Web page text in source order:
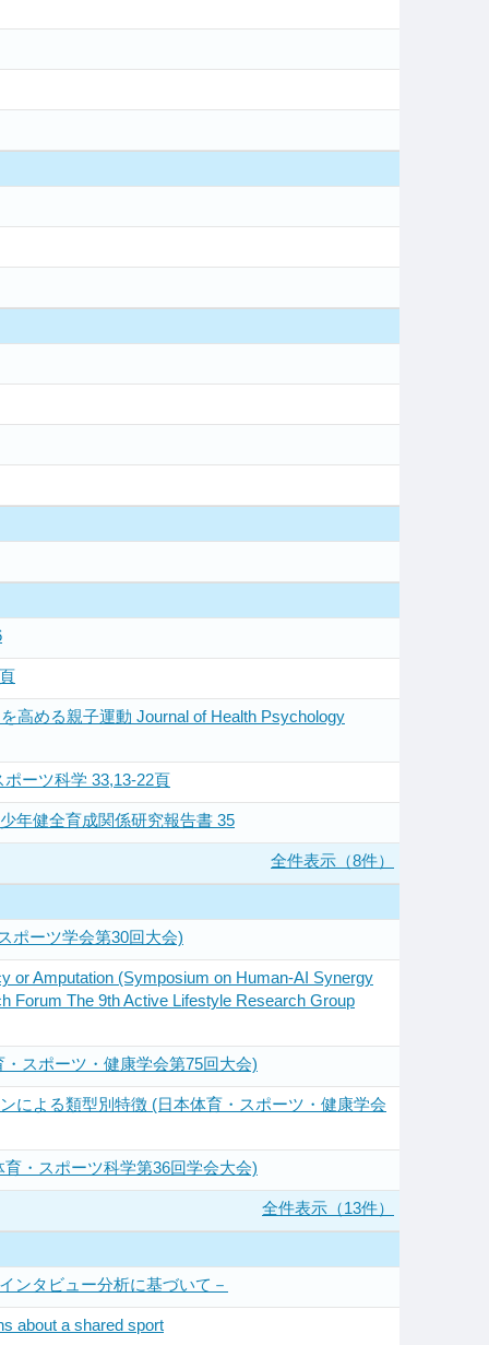
高める親子運動 Journal of Health Psychology
ーツ科学 33,13-22頁
年健全育成関係研究報告書 35
全件表示（8件）
ポーツ学会第30回大会)
or Amputation (Symposium on Human-AI Synergy
Forum The 9th Active Lifestyle Research Group
スポーツ・健康学会第75回大会)
による類型別特徴 (日本体育・スポーツ・健康学会
・スポーツ科学第36回学会大会)
全件表示（13件）
ンタビュー分析に基づいて－
about a shared sport